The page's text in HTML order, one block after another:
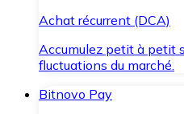
Achat récurrent (DCA)
Accumulez petit à petit
fluctuations du marché.
Bitnovo Pay